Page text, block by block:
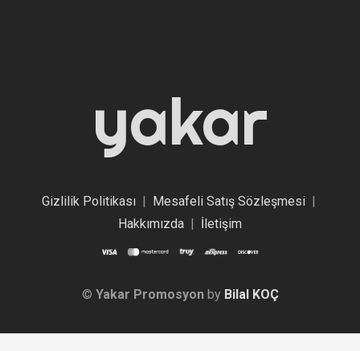
yakar
Gizlilik Politikası| Mesafeli Satış Sözleşmesi|
Hakkımızda
İletişim
© Yakar Promosyonby Bilal KOÇ